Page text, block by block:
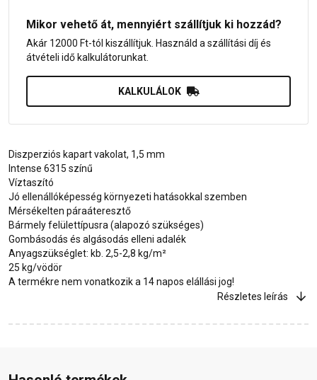
Mikor vehető át, mennyiért szállítjuk ki hozzád?
Akár 12000 Ft-tól kiszállítjuk. Használd a szállítási díj és
átvételi idő kalkulátorunkat.
KALKULÁLOK
Diszperziós kapart vakolat, 1,5 mm
Intense 6315 színű
Víztaszító
Jó ellenállóképesség környezeti hatásokkal szemben
Mérsékelten páraáteresztő
Bármely felülettípusra (alapozó szükséges)
Gombásodás és algásodás elleni adalék
Anyagszükséglet: kb. 2,5-2,8 kg/m²
25 kg/vödör
A termékre nem vonatkozik a 14 napos elállási jog!
Részletes leírás